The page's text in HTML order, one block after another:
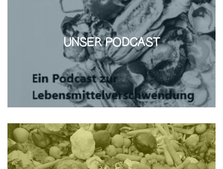
UNSER PODCAST